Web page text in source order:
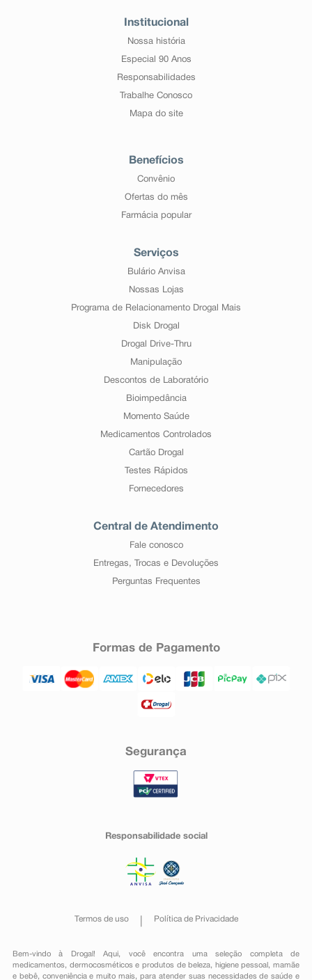
Institucional
Nossa história
Especial 90 Anos
Responsabilidades
Trabalhe Conosco
Mapa do site
Benefícios
Convênio
Ofertas do mês
Farmácia popular
Serviços
Bulário Anvisa
Nossas Lojas
Programa de Relacionamento Drogal Mais
Disk Drogal
Drogal Drive-Thru
Manipulação
Descontos de Laboratório
Bioimpedância
Momento Saúde
Medicamentos Controlados
Cartão Drogal
Testes Rápidos
Fornecedores
Central de Atendimento
Fale conosco
Entregas, Trocas e Devoluções
Perguntas Frequentes
Formas de Pagamento
Segurança
Responsabilidade social
Termos de uso Política de Privacidade
Bem-vindo à Drogal! Aqui, você encontra uma seleção completa de
medicamentos , dermocosméticos e produtos de beleza, higiene pessoal ,mamãe
e bebê, conveniênciae muito mais, para atender suas necessidades de saúde e